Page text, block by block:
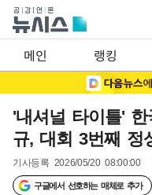
메인 랭킹
'내셔널 타이틀'
규, 대회 3번째 정
기사등록 2026/05/20 08:00:00
구글에서 선호하는 매체로 추가